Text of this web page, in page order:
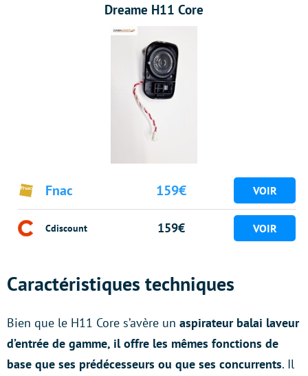
Dreame H11 Core
Fnac 159€
Cdiscount 159€
Caractéristiques techniques
Bien que le H11 Core s’avère un aspirateur balai laveur
d’entrée de gamme, il offre les mêmes fonctions de
base que ses prédécesseurs ou que ses concurrents. Il